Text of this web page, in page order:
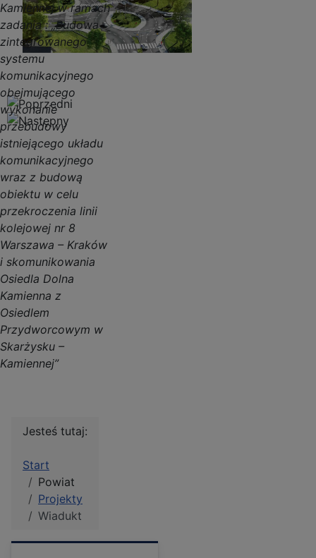
Kamiennej w ramach
zadania : „Budowa
zintegrowanego
systemu
komunikacyjnego
obejmującego
wykonanie
przebudowy
istniejącego układu
komunikacyjnego
wraz z budową
obiektu w celu
przekroczenia linii
kolejowej nr 8
Warszawa – Kraków
i skomunikowania
Osiedla Dolna
Kamienna z
Osiedlem
Przydworcowym w
Skarżysku –
Kamiennej”
Jesteś tutaj:
Start
Powiat
Projekty
Wiadukt